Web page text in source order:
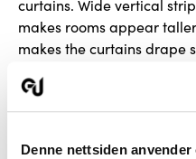
Denne nettsiden anvender
curtains. Wide vertical
makes rooms appear
makes the curtains drape
(NB! The stripes are